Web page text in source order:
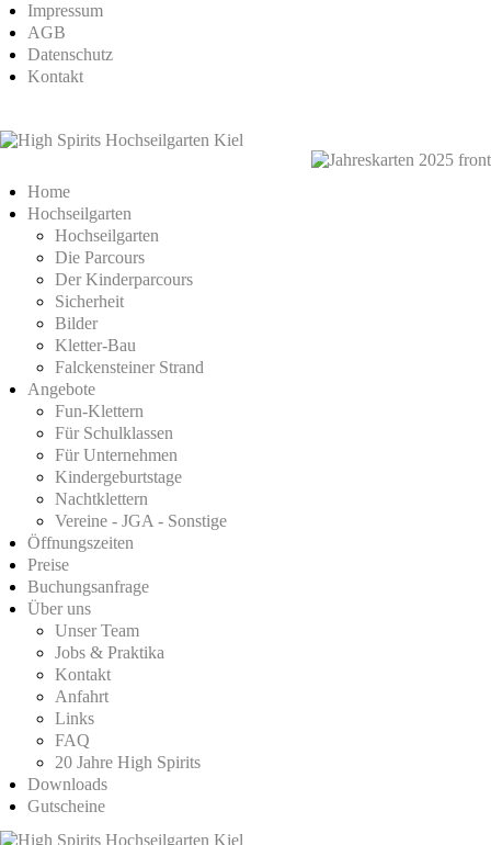
Impressum
AGB
Datenschutz
Kontakt
Home
Hochseilgarten
Hochseilgarten
Die Parcours
Der Kinderparcours
Sicherheit
Bilder
Kletter-Bau
Falckensteiner Strand
Angebote
Fun-Klettern
Für Schulklassen
Für Unternehmen
Kindergeburtstage
Nachtklettern
Vereine - JGA - Sonstige
Öffnungszeiten
Preise
Buchungsanfrage
Über uns
Unser Team
Jobs & Praktika
Kontakt
Anfahrt
Links
FAQ
20 Jahre High Spirits
Downloads
Gutscheine